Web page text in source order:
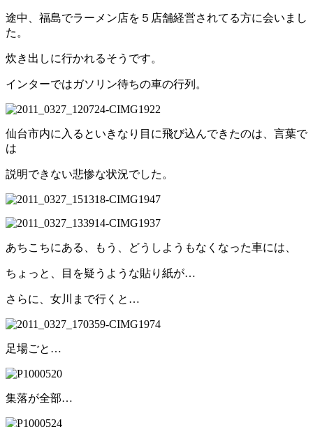
途中、福島でラーメン店を５店舗経営されてる方に会いまし
た。
炊き出しに行かれるそうです。
インターではガソリン待ちの車の行列。
仙台市内に入るといきなり目に飛び込んできたのは、言葉で
は
説明できない悲惨な状況でした。
あちこちにある、もう、どうしようもなくなった車には、
ちょっと、目を疑うような貼り紙が…
さらに、女川まで行くと…
足場ごと…
集落が全部…